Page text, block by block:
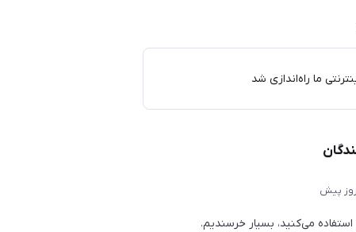
ما راه‌اندازی شد
استفاده می‌کنید، بسیار خرسندیم.